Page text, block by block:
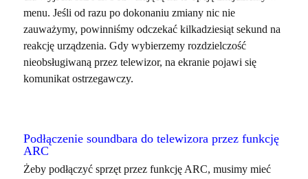
menu. Jeśli od razu po dokonaniu zmiany nic nie
zauważymy, powinniśmy odczekać kilkadziesiąt sekund na
reakcję urządzenia. Gdy wybierzemy rozdzielczość
nieobsługiwaną przez telewizor, na ekranie pojawi się
komunikat ostrzegawczy.
Podłączenie soundbara do telewizora przez funkcję
ARC
Żeby podłączyć sprzęt przez funkcję ARC, musimy mieć